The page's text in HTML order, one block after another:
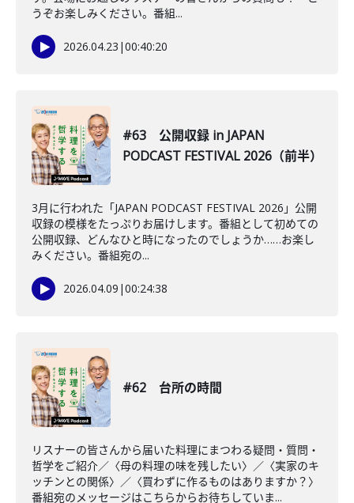
うぞお楽しみください。番組...
2026.04.23 |00:40:20
#63 公開収録 in JAPAN
PODCAST FESTIVAL 2026（前半）
3月に行われた「JAPAN PODCAST FESTIVAL 2026」公開
収録の模様をたっぷりお届けします。番組として初めての
公開収録、どんなひと時になったのでしょうか……お楽し
みください。番組宛の...
2026.04.09 |00:24:38
#62 台所の時間
リスナーの皆さんから届いた料理にまつわる疑問・質問・
哲学をご紹介／〈母の料理の味を残したい〉／〈実家のキ
ッチンとの関係〉／〈買わずに作るものはありますか？〉
番組宛のメッセージはこちらからお待ちしていま...